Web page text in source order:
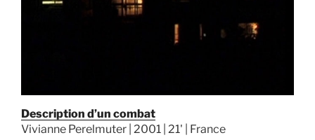
Description d’un combat
Vivianne Perelmuter | 2001 | 21' | France